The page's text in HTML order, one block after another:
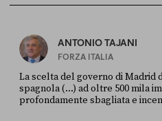
ANTONIO TAJANI
FORZA ITALIA
La scelta del governo di Madrid
spagnola (...) ad oltre 500 mila
profondamente sbagliata e